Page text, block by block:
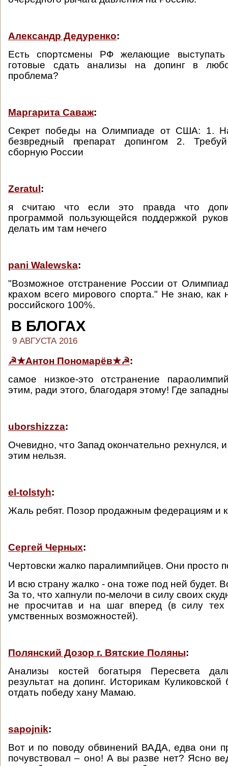
Александр Дедуренко:
Есть спортсмены РФ желающие
готовые сдать анализы на допинг в
проблема?
Маргарита Саваж:
Секрет победы на Олимпиаде от США: 1.
безвредный препарат допингом 2.
сборную России
Zeratul :
я считаю что если это правда что
программой пользующейся поддержкой
делать им там нечего
pani Walewska:
"Возможное отстранение России от
крахом всего мирового спорта." Не знаю, как
российского 100%.
В БЛОГАХ
9 АВГУСТА 2016
☭★Антон Пономарёв★☭:
самое низкое-это отстранение
этим, ради этого, благодаря этому! Где
uborshizzza:
Очевидно, что Запад окончательно рехнулся,
этим нельзя.
el-tolstyh:
Жаль ребят. Позор продажным федерациям и
Сергей Черных:
Чертовски жалко паралимпийцев. Они просто
И всю страну жалко - она тоже под ней будет.
За то, что хапнули по-мелочи в силу своих
не просчитав и на шаг вперед (в силу тех
умственных возможностей).
Полянский Дозор г. Вятские Поляны:
Анализы костей богатыря Пересвета
результат на допинг. Историкам
отдать победу хану Мамаю.
sapojnik:
Вот и по поводу обвинений ВАДА, едва они
почувствовал – оно! А вы разве нет? Ясно